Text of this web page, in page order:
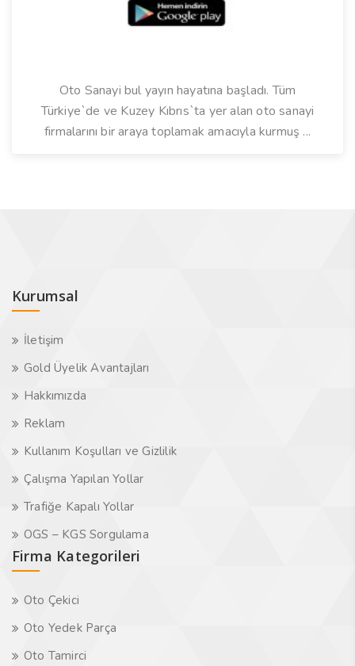
Oto Sanayi bul yayın hayatına başladı. Tüm
Türkiye`de ve Kuzey Kıbrıs`ta yer alan oto sanayi
firmalarını bir araya toplamak amacıyla kurmuş ...
Kurumsal
İletişim
Gold Üyelik Avantajları
Hakkımızda
Reklam
Kullanım Koşulları ve Gizlilik
Çalışma Yapılan Yollar
Trafiğe Kapalı Yollar
OGS – KGS Sorgulama
Firma Kategorileri
Oto Çekici
Oto Yedek Parça
Oto Tamirci